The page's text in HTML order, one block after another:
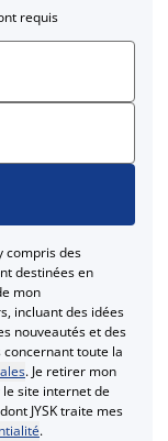
requis
compris des
destinées en
mon
incluant des idées
nouveautés et des
toute la
. Je retirer mon
site internet de
JYSK traite mes
.